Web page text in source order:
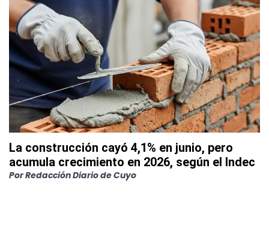
La construcción cayó 4,1% en junio, pero
acumula crecimiento en 2026, según el Indec
PorRedacción Diario de Cuyo